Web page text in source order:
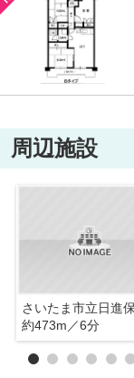
周辺施設
約473m／6分